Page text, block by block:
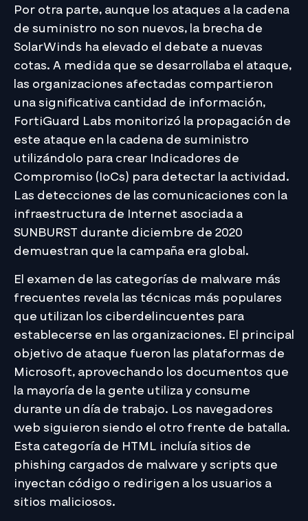
Por otra parte, aunque los ataques a la cadena
de suministro no son nuevos, la brecha de
SolarWinds ha elevado el debate a nuevas
cotas. A medida que se desarrollaba el ataque,
las organizaciones afectadas compartieron
una significativa cantidad de información,
FortiGuard Labs monitorizó la propagación de
este ataque en la cadena de suministro
utilizándolo para crear Indicadores de
Compromiso (IoCs) para detectar la actividad.
Las detecciones de las comunicaciones con la
infraestructura de Internet asociada a
SUNBURST durante diciembre de 2020
demuestran que la campaña era global.
El examen de las categorías de malware más
frecuentes revela las técnicas más populares
que utilizan los ciberdelincuentes para
establecerse en las organizaciones. El principal
objetivo de ataque fueron las plataformas de
Microsoft, aprovechando los documentos que
la mayoría de la gente utiliza y consume
durante un día de trabajo. Los navegadores
web siguieron siendo el otro frente de batalla.
Esta categoría de HTML incluía sitios de
phishing cargados de malware y scripts que
inyectan código o redirigen a los usuarios a
sitios maliciosos.